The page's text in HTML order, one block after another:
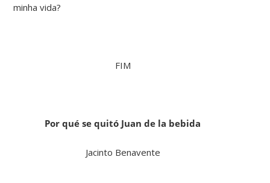
minha vida?
FIM
Por qué se quitó Juan de la bebida
Jacinto Benavente